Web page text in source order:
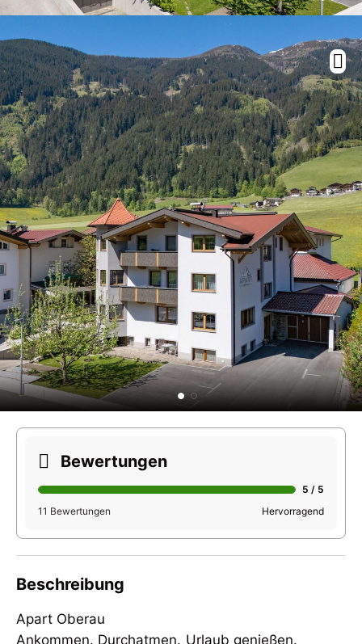
Bewertungen
5 / 5
11 Bewertungen
Hervorragend
Beschreibung
Apart Oberau
Ankommen. Durchatmen. Urlaub genießen.